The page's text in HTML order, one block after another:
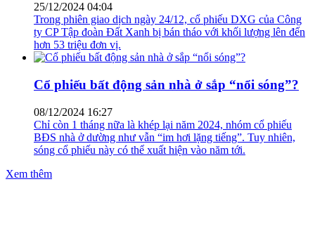
25/12/2024 04:04
Trong phiên giao dịch ngày 24/12, cổ phiếu DXG của Công
ty CP Tập đoàn Đất Xanh bị bán tháo với khối lượng lên đến
hơn 53 triệu đơn vị.
Cổ phiếu bất động sản nhà ở sắp “nổi sóng”?
08/12/2024 16:27
Chỉ còn 1 tháng nữa là khép lại năm 2024, nhóm cổ phiếu
BĐS nhà ở dường như vẫn “im hơi lặng tiếng”. Tuy nhiên,
sóng cổ phiếu này có thể xuất hiện vào năm tới.
Xem thêm